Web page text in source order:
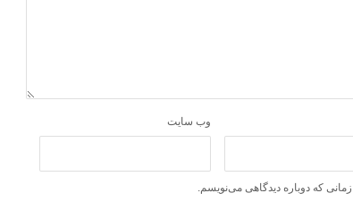
وب‌ سایت
که دوباره دیدگاهی می‌نویسم.